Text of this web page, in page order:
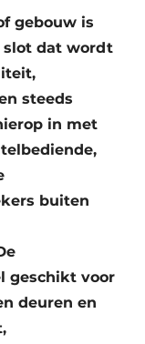
gebouw is
slot dat wordt
steeds
in met
buiten
geschikt voor
deuren en